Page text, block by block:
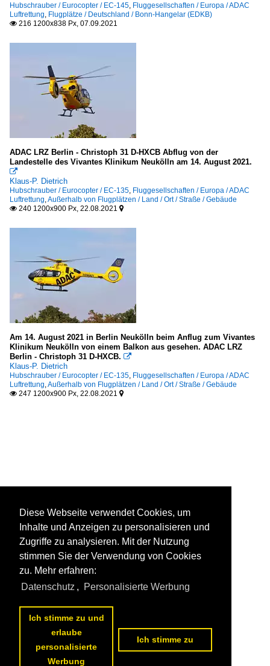
Hubschrauber / Eurocopter / EC-145, Fluggesellschaften / Europa / ADAC
Luftrettung, Flugplätze / Deutschland / Bonn-Hangelar (EDKB)
 216 1200x838 Px, 07.09.2021
ADAC LRZ Berlin - Christoph 31 D-HXCB Abflug von der
Landestelle des Vivantes Klinikum Neukölln am 14. August 2021.

Klaus-P. Dietrich
Hubschrauber / Eurocopter / EC-135, Fluggesellschaften / Europa / ADAC
Luftrettung,Außerhalb von Flugplätzen / Land / Ort / Straße / Gebäude
 240 1200x900 Px, 22.08.2021 
Am 14. August 2021 in Berlin Neukölln beim Anflug zum Vivantes
Klinikum Neukölln von einem Balkon aus gesehen. ADAC LRZ
Berlin - Christoph 31 D-HXCB. 
Klaus-P. Dietrich
Hubschrauber / Eurocopter / EC-135, Fluggesellschaften / Europa / ADAC
Luftrettung,Außerhalb von Flugplätzen / Land / Ort / Straße / Gebäude
 247 1200x900 Px, 22.08.2021 
Diese Webseite verwendet Cookies, um
Inhalte und Anzeigen zu personalisieren und
Zugriffe zu analysieren. Mit der Nutzung
stimmen Sie der Verwendung von Cookies
zu. Mehr erfahren:
Datenschutz , Personalisierte Werbung
Ich stimme zu und
erlaube
personalisierte
Werbung
Ich stimme zu